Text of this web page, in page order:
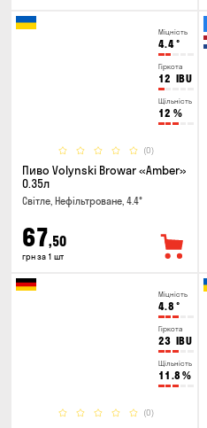
Міцність
4.4°
Гіркота
12 IBU
Щільність
12 %
(0)
Пиво Volynski Browar «Amber»
0.35л
Світле, Нефільтроване, 4.4°
67,50
грн за 1 шт
Міцність
4.8 °
Гіркота
23 IBU
Щільність
11.8 %
(0)